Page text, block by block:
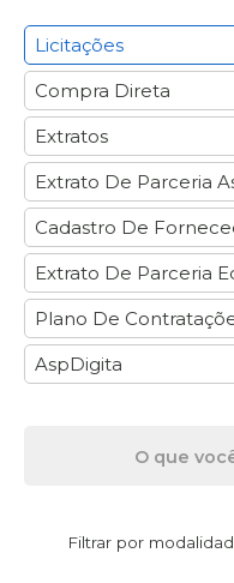
Licitações
Compra Direta
Extratos
Extrato De Parceria
Cadastro De
Extrato De Parceria
Plano De
AspDigita
Filtrar por